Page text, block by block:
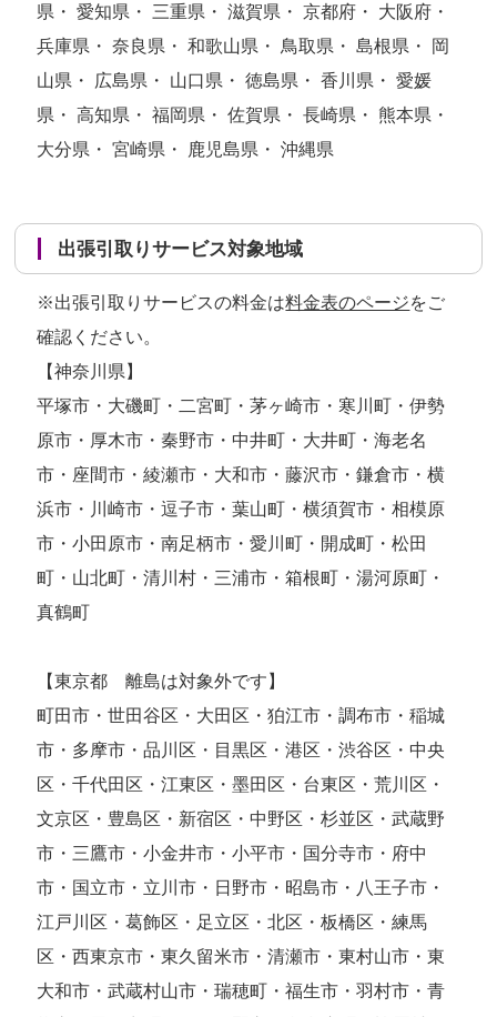
県・ 愛知県・ 三重県・ 滋賀県・ 京都府・ 大阪府・
兵庫県・ 奈良県・ 和歌山県・ 鳥取県・ 島根県・ 岡
山県・ 広島県・ 山口県・ 徳島県・ 香川県・ 愛媛
県・ 高知県・ 福岡県・ 佐賀県・ 長崎県・ 熊本県・
大分県・ 宮崎県・ 鹿児島県・ 沖縄県
出張引取りサービス対象地域
※出張引取りサービスの料金は料金表のページをご
確認ください。
【神奈川県】
平塚市・大磯町・二宮町・茅ヶ崎市・寒川町・伊勢
原市・厚木市・秦野市・中井町・大井町・海老名
市・座間市・綾瀬市・大和市・藤沢市・鎌倉市・横
浜市・川崎市・逗子市・葉山町・横須賀市・相模原
市・小田原市・南足柄市・愛川町・開成町・松田
町・山北町・清川村・三浦市・箱根町・湯河原町・
真鶴町
【東京都 離島は対象外です】
町田市・世田谷区・大田区・狛江市・調布市・稲城
市・多摩市・品川区・目黒区・港区・渋谷区・中央
区・千代田区・江東区・墨田区・台東区・荒川区・
文京区・豊島区・新宿区・中野区・杉並区・武蔵野
市・三鷹市・小金井市・小平市・国分寺市・府中
市・国立市・立川市・日野市・昭島市・八王子市・
江戸川区・葛飾区・足立区・北区・板橋区・練馬
区・西東京市・東久留米市・清瀬市・東村山市・東
大和市・武蔵村山市・瑞穂町・福生市・羽村市・青